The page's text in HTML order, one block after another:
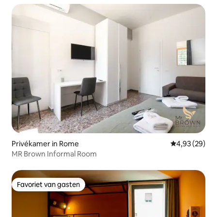
Privékamer in Rome Gemiddelde
4,93 (29)
MR Brown Informal Room
Favoriet van gasten
Favoriet van gasten